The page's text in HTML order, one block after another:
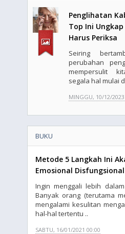
Penglihatan
Top Ini
Harus Periksa
Seiring
perubahan
mempersulit
segala hal mulai
MINGGU, 10/12/
BUKU
Metode 5 Langkah Ini
Emosional Disfungsional
Ingin menggali lebih
Banyak orang (terutama
mengalami kesulitan
hal-hal tertentu ..
SABTU, 16/01/2021 00:00